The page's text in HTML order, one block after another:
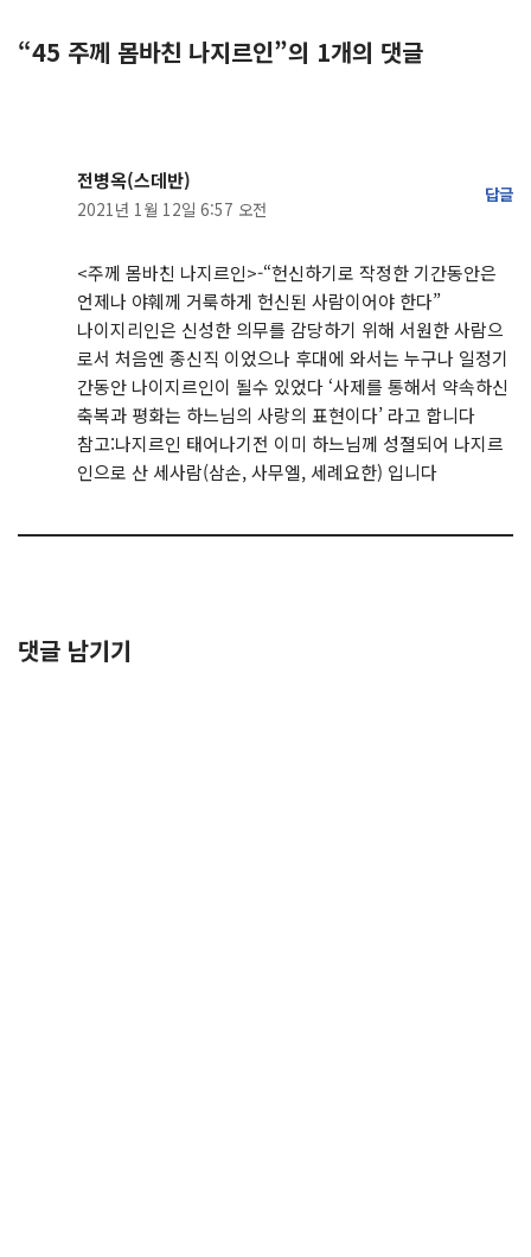
“45 주께 몸바친 나지르인”의 1개의 댓글
전병옥(스데반)
2021년 1월 12일 6:57 오전
답글
<주께 몸바친 나지르인>-“헌신하기로 작정한 기간동안은
언제나 야훼께 거룩하게 헌신된 사람이어야 한다”
나이지리인은 신성한 의무를 감당하기 위해 서원한 사람으
로서 처음엔 종신직 이었으나 후대에 와서는 누구나 일정기
간동안 나이지르인이 될수 있었다 ‘사제를 통해서 약속하신
축복과 평화는 하느님의 사랑의 표현이다’ 라고 합니다
참고:나지르인 태어나기전 이미 하느님께 성졀되어 나지르
인으로 산 세사람(삼손, 사무엘, 세례요한) 입니다
댓글 남기기